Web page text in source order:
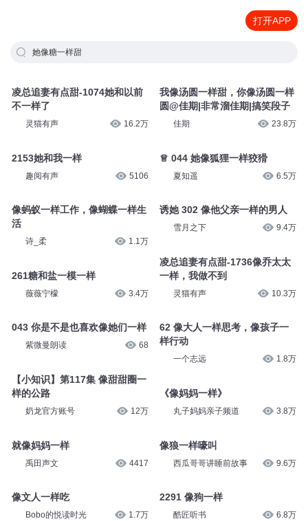
打开APP
她像糖一样甜
凌总追妻有点甜-1074她和以前
不一样了
灵猫有声 16.2万
2153她和我一样
趣阅有声 5106
像蚂蚁一样工作，像蝴蝶一样生
活
诗_柔 1.1万
261糖和盐一模一样
薇薇宁檬 3.4万
043 你是不是也喜欢像她们一样
紫微曼朗读 68
【小知识】第117集 像甜甜圈一
样的公路
奶龙官方账号 12万
就像妈妈一样
禹田声文 4417
像文人一样吃
Bobo的悦读时光 1.7万
我像汤圆一样甜，你像汤圆一样
圆@佳期|非常溜佳期|搞笑段子
佳期 23.8万
♕ 044 她像狐狸一样狡猾
夏知遥 6.5万
诱她 302 像他父亲一样的男人
雪月之下 9.4万
凌总追妻有点甜-1736像乔太太
一样，我做不到
灵猫有声 10.3万
62 像大人一样思考，像孩子一
样行动
一个志远 1.8万
《像妈妈一样》
丸子妈妈亲子频道 3.8万
像狼一样嚎叫
西瓜哥哥讲睡前故事 9.6万
2291 像狗一样
酷匠听书 6.8万